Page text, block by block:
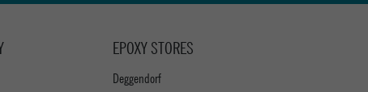
EPOXY STORES
Deggendorf